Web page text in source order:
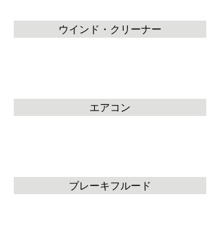
ウインド・クリーナー
エアコン
ブレーキフルード